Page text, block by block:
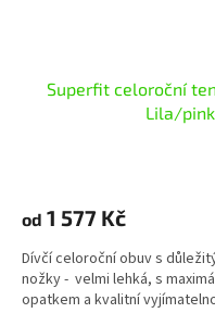
Superfit celoroční
Lila/
od 1 577 Kč
Dívčí celoroční obuv s
nožky - velmi lehká, s
opatkem a kvalitní